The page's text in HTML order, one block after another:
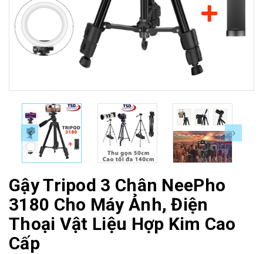
Gậy Tripod 3 Chân NeePho
3180 Cho Máy Ảnh, Điện
Thoại Vật Liệu Hợp Kim Cao
Cấp